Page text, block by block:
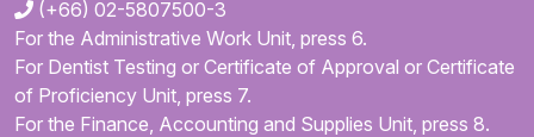
(+66) 02-5807500-3
For the Administrative Work Unit, press 6.
For Dentist Testing or Certificate of Approval or Certificate
of Proficiency Unit, press 7.
For the Finance, Accounting and Supplies Unit, press 8.